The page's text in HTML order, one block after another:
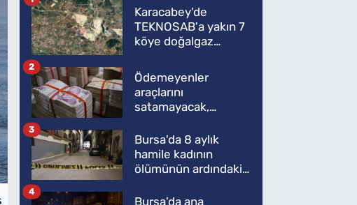
Karacabey'de
TEKNOSAB'a yakın 7
köye doğalgaz
Ödemeyenler
araçlarını
satamayacak,
2
Bursa'da 8 aylık
hamile kadının
ölümünün ardındaki
3
Bursa'da ana
4